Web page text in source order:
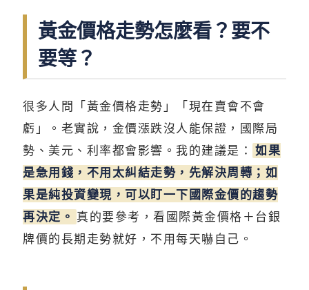
黃金價格走勢怎麼看？要不
要等？
很多人問「黃金價格走勢」「現在賣會不會
虧」。老實說，金價漲跌沒人能保證，國際局
勢、美元、利率都會影響。我的建議是： 如果
是急用錢，不用太糾結走勢，先解決周轉；如
果是純投資變現，可以盯一下國際金價的趨勢
再決定。 真的要參考，看國際黃金價格＋台銀
牌價的長期走勢就好，不用每天嚇自己。